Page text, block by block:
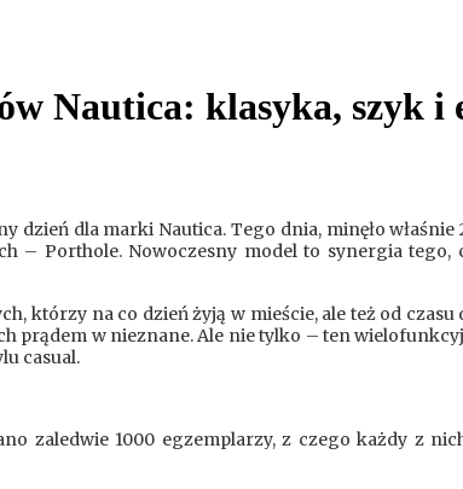
Nautica: klasyka, szyk
dzień dla marki Nautica. Tego dnia, minęło
– Porthole. Nowoczesny model to synergia
którzy na co dzień żyją w mieście, ale też od
prądem w nieznane. Ale nie tylko – ten
casual.
zaledwie 1000 egzemplarzy, z czego każdy z